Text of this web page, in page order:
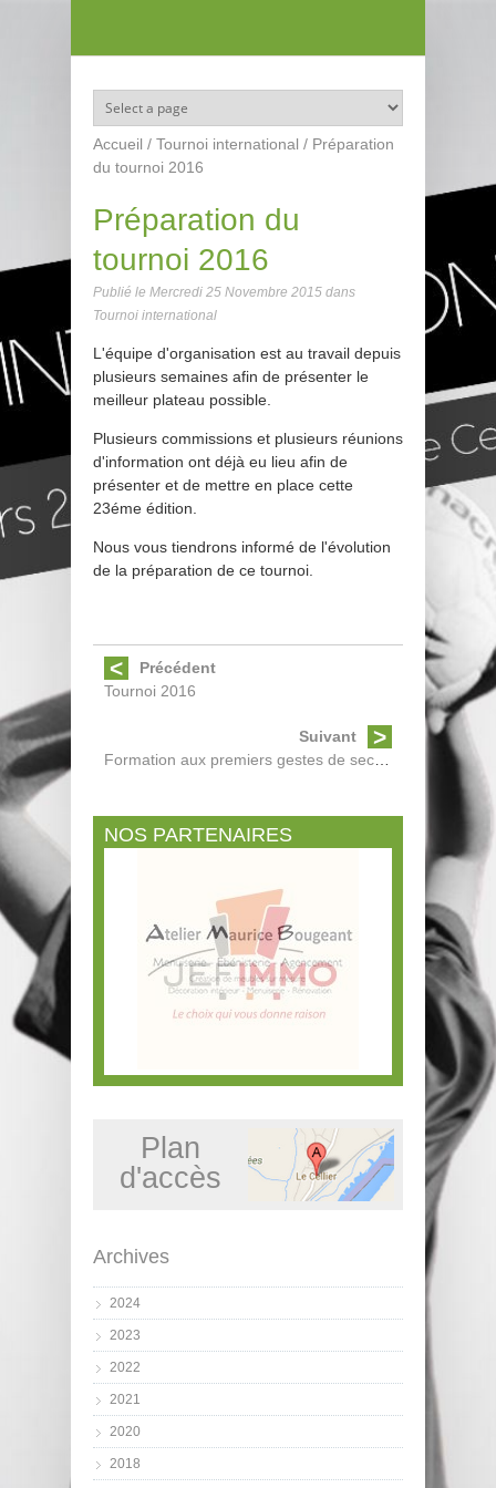
Accueil / Tournoi international / Préparation
du tournoi 2016
Préparation du
tournoi 2016
Publié le Mercredi 25 Novembre 2015 dans
Tournoi international
L'équipe d'organisation est au travail depuis
plusieurs semaines afin de présenter le
meilleur plateau possible.
Plusieurs commissions et plusieurs réunions
d'information ont déjà eu lieu afin de
présenter et de mettre en place cette
23éme édition.
Nous vous tiendrons informé de l'évolution
de la préparation de ce tournoi.
Précédent
Tournoi 2016
Suivant
Formation aux premiers gestes de secours
NOS PARTENAIRES
Plan
d'accès
Archives
2024
2023
2022
2021
2020
2018